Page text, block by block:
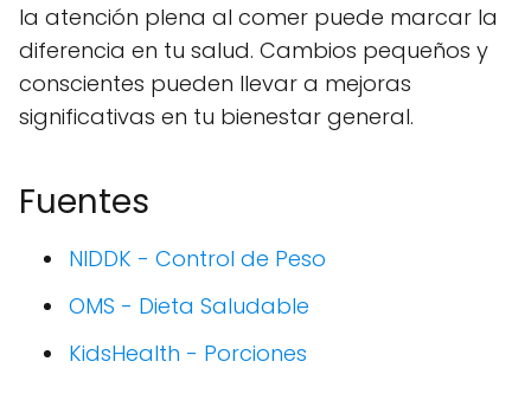
la atención plena al comer puede marcar la
diferencia en tu salud. Cambios pequeños y
conscientes pueden llevar a mejoras
significativas en tu bienestar general.
Fuentes
NIDDK - Control de Peso
OMS - Dieta Saludable
KidsHealth - Porciones